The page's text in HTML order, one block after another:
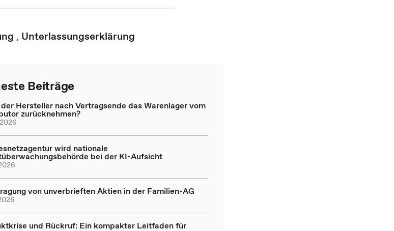
, Unterlassungserklärung
Beiträge
Hersteller nach Vertragsende das Warenlager vom
zurücknehmen?
wird nationale
bei der KI-Aufsicht
von unverbrieften Aktien in der Familien-AG
und Rückruf: Ein kompakter Leitfaden für